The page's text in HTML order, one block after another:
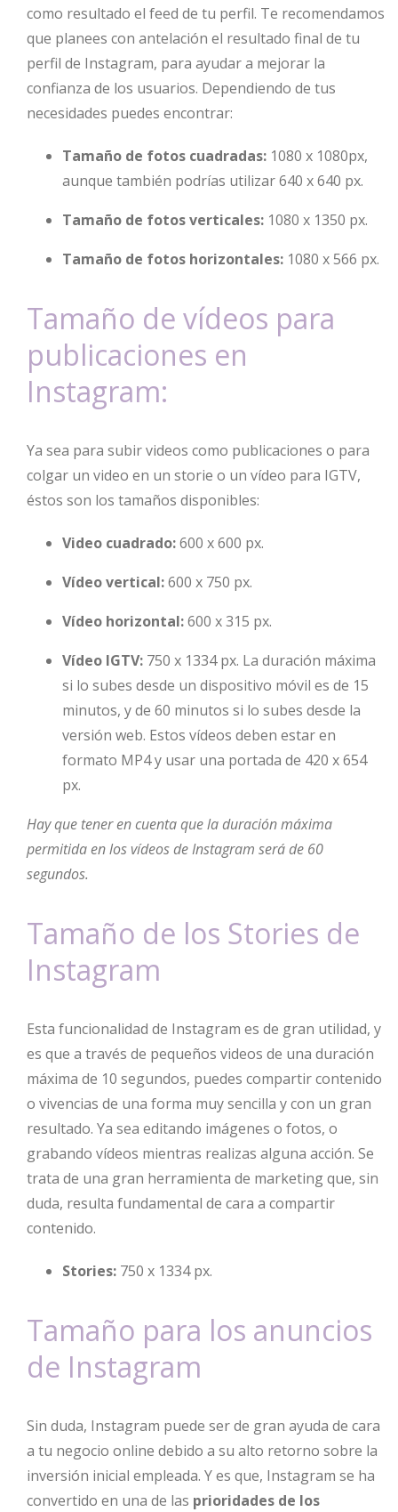
como resultado el feed de tu perfil. Te recomendamos
que planees con antelación el resultado final de tu
perfil de Instagram, para ayudar a mejorar la
confianza de los usuarios. Dependiendo de tus
necesidades puedes encontrar:
Tamaño de fotos cuadradas:1080 x 1080px,
aunque también podrías utilizar 640 x 640 px.
Tamaño de fotos verticales:1080 x 1350 px.
Tamaño de fotos horizontales:1080 x 566 px.
Tamaño de vídeos para
publicaciones en
Instagram:
Ya sea para subir videos como publicaciones o para
colgar un video en un storie o un vídeo para IGTV,
éstos son los tamaños disponibles:
Video cuadrado:600 x 600 px.
Vídeo vertical:600 x 750 px.
Vídeo horizontal:600 x 315 px.
Vídeo IGTV: 750 x 1334 px. La duración máxima
si lo subes desde un dispositivo móvil es de 15
minutos, y de 60 minutos si lo subes desde la
versión web. Estos vídeos deben estar en
formato MP4 y usar una portada de 420 x 654
px.
Hay que tener en cuenta que la duración máxima
permitida en los vídeos de Instagram será de 60
segundos.
Tamaño de los Stories de
Instagram
Esta funcionalidad de Instagram es de gran utilidad, y
es que a través de pequeños videos de una duración
máxima de 10 segundos, puedes compartir contenido
o vivencias de una forma muy sencilla y con un gran
resultado. Ya sea editando imágenes o fotos, o
grabando vídeos mientras realizas alguna acción. Se
trata de una gran herramienta de marketing que, sin
duda, resulta fundamental de cara a compartir
contenido.
Stories:750 x 1334 px.
Tamaño para los anuncios
de Instagram
Sin duda, Instagram puede ser de gran ayuda de cara
a tu negocio online debido a su alto retorno sobre la
inversión inicial empleada. Y es que, Instagram se ha
convertido en una de las prioridades de los